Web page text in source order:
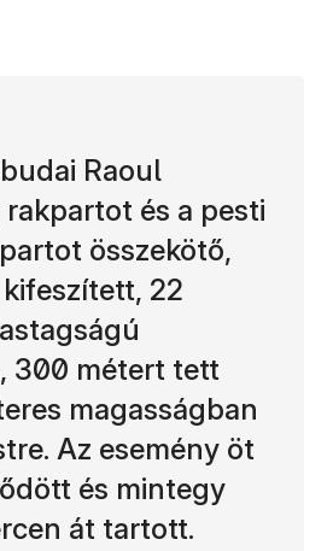
Raoul
és a pesti
összekötő,
22
300 métert tett
magasságban
Az esemény öt
és mintegy
át tartott.